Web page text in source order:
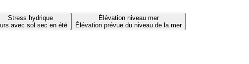
Stress hydrique
avec sol sec en été
Élévation niveau mer
Élévation prévue du niveau de la mer